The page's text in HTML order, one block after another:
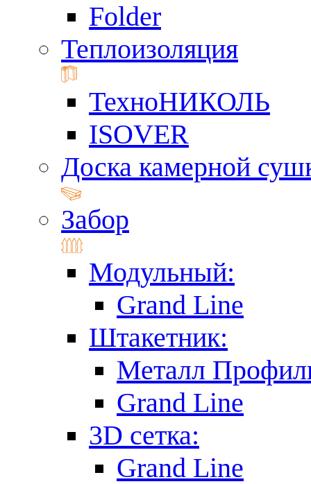
Folder
Теплоизоляция
ТехноНИКОЛЬ
ISOVER
Доска камерной
Забор
Модульный:
Grand Line
Штакетник:
Металл
Grand Line
3D сетка:
Grand Line